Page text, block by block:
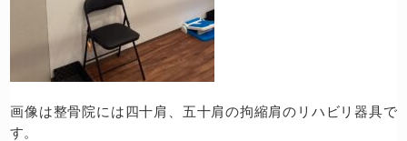
画像は整骨院には四十肩、五十肩の拘縮肩のリハビリ器具で
す。